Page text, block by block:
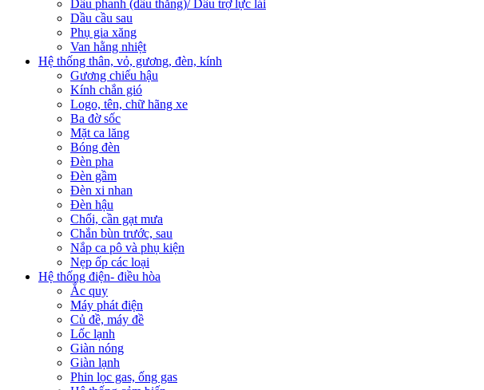
Dầu phanh (dầu thắng)/ Dầu trợ lực lái
Dầu cầu sau
Phụ gia xăng
Van hằng nhiệt
Hệ thống thân, vỏ, gương, đèn, kính
Gương chiếu hậu
Kính chắn gió
Logo, tên, chữ hãng xe
Ba đờ sốc
Mặt ca lăng
Bóng đèn
Đèn pha
Đèn gầm
Đèn xi nhan
Đèn hậu
Chổi, cần gạt mưa
Chắn bùn trước, sau
Nắp ca pô và phụ kiện
Nẹp ốp các loại
Hệ thống điện- điều hòa
Ắc quy
Máy phát điện
Củ đề, máy đề
Lốc lạnh
Giàn nóng
Giàn lạnh
Phin lọc gas, ống gas